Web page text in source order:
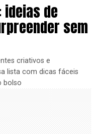
ideias de
sem
criativos e
lista com dicas fáceis
bolso